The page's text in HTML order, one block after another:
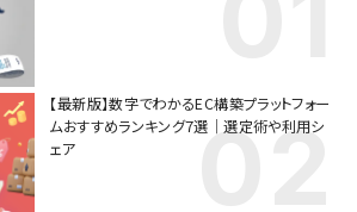
【最新版】数字でわかるEC構築プラットフォー
ムおすすめランキング7選｜選定術や利用シ
ェア